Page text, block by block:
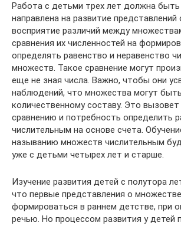
Работа с детьми трех лет должна
направ­лена на развитие
восприятие различий между
сравнения их численностей на
определять равенство и неравенство
множеств. Такое сравнение могут
еще не зная числа. Важно, чтобы они
на­блюдений, что множества могут
количествен­ному составу. Это вызовет
сравнению и потреб­ность определить
числительным на основе сче­та.
называнию множеств числительным
уже с детьми четырех лет и старше.
Изучение развития детей с полутора
что первые представления о
формироваться в раннем детстве, при
речью. Но процессом раз­вития у детей